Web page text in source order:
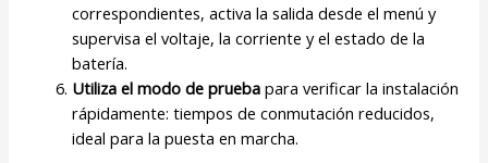
correspondientes, activa la salida desde el menú y
supervisa el voltaje, la corriente y el estado de la
batería.
Utiliza el modo de prueba para verificar la instalación
rápidamente: tiempos de conmutación reducidos,
ideal para la puesta en marcha.